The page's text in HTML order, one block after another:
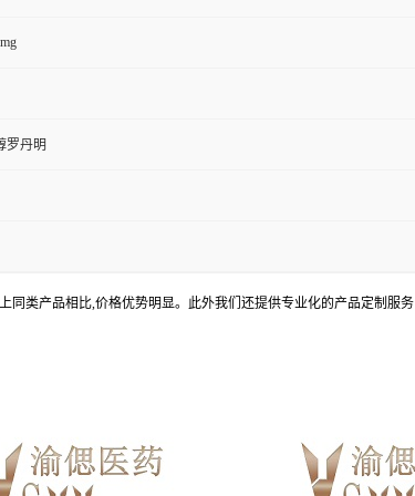
罗丹明
类产品相比,价格优势明显。此外我们还提供专业化的产品定制服务